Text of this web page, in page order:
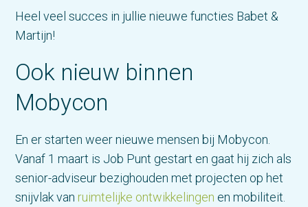
Heel veel succes in jullie nieuwe functies Babet &
Martijn!
Ook nieuw binnen
Mobycon
En er starten weer nieuwe mensen bij Mobycon.
Vanaf 1 maart is Job Punt gestart en gaat hij zich als
senior-adviseur bezighouden met projecten op het
snijvlak van ruimtelijke ontwikkelingen en mobiliteit.